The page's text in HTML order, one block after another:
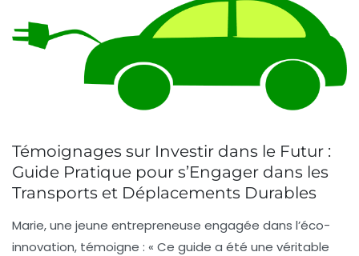
Témoignages sur Investir dans le Futur :
Guide Pratique pour s’Engager dans les
Transports et Déplacements Durables
Marie, une jeune entrepreneuse engagée dans l’éco-
innovation, témoigne : « Ce guide a été une véritable